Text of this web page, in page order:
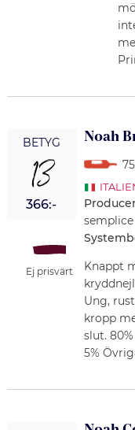
BETYG
13
366:-
Ej prisvärt
Noah
semplice
Knappt
Ung,
kropp
slut.
5%